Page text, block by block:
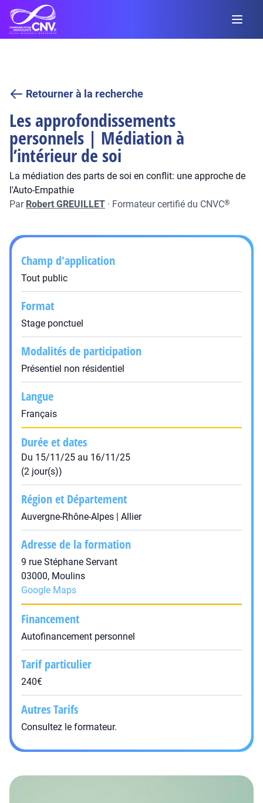
Retourner à la recherche
Les approfondissements
personnels | Médiation à
l’intérieur de soi
La médiation des parts de soi en conflit: une approche de
l'Auto-Empathie
Par Robert GREUILLET · Formateur certifié du CNVC®
Champ d'application
Tout public
Format
Stage ponctuel
Modalités de participation
Présentiel non résidentiel
Langue
Français
Durée et dates
Du 15/11/25 au 16/11/25
(2 jour(s))
Région et Département
Auvergne-Rhône-Alpes | Allier
Adresse de la formation
9 rue Stéphane Servant
03000, Moulins
Google Maps
Financement
Autofinancement personnel
Tarif particulier
240€
Autres Tarifs
Consultez le formateur.